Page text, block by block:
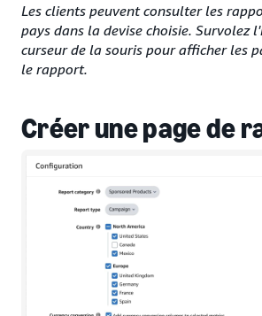
Les clients peuvent consulter les
pays dans la devise choisie. Survolez
curseur de la souris pour afficher les
le rapport.
Créer une page de